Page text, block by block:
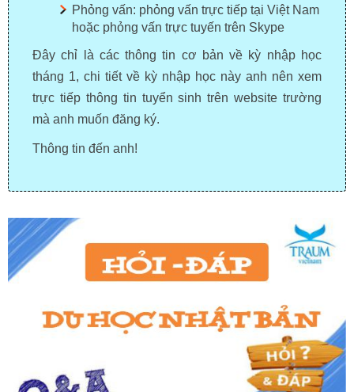
Phỏng vấn: phỏng vấn trực tiếp tại Việt Nam
hoặc phỏng vấn trực tuyến trên Skype
Đây chỉ là các thông tin cơ bản về kỳ nhập học
tháng 1, chi tiết về kỳ nhập học này anh nên xem
trực tiếp thông tin tuyển sinh trên website trường
mà anh muốn đăng ký.
Thông tin đến anh!